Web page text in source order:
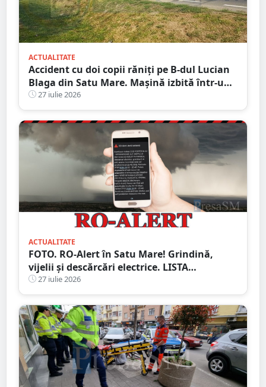
ACTUALITATE
Accident cu doi copii răniți pe B-dul Lucian
Blaga din Satu Mare. Mașină izbită într-un
stâlp
27 iulie 2026
ACTUALITATE
FOTO. RO-Alert în Satu Mare! Grindină,
vijelii și descărcări electrice. LISTA
localităților vizate
27 iulie 2026